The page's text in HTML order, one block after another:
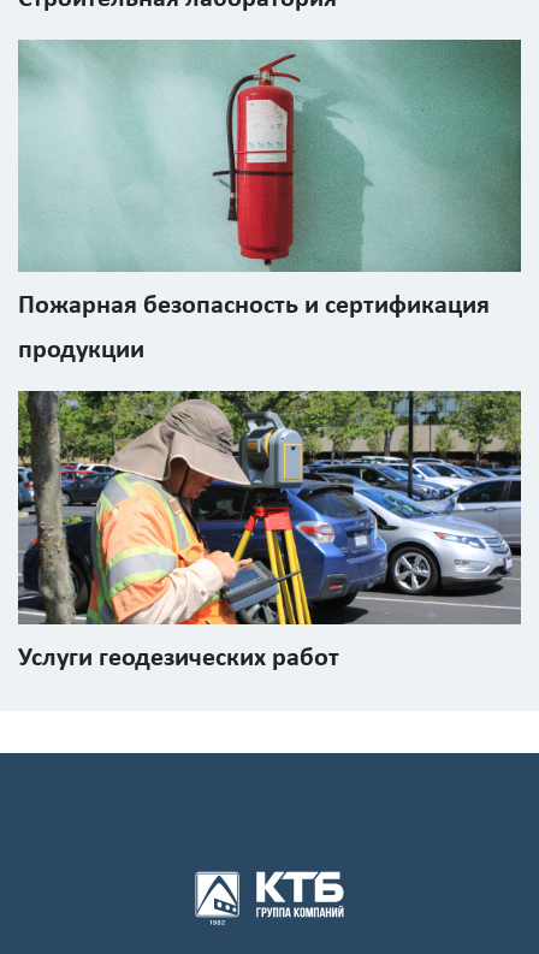
Пожарная безопасность и сертификация
продукции
Услуги геодезических работ